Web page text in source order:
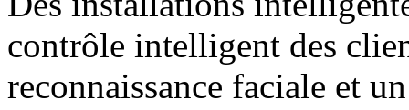
contrôle intelligent des
reconnaissance faciale et